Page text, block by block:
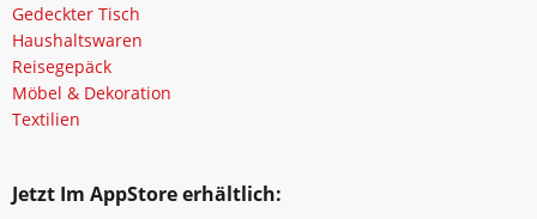
Gedeckter Tisch
Haushaltswaren
Reisegepäck
Möbel & Dekoration
Textilien
Jetzt Im AppStore erhältlich: